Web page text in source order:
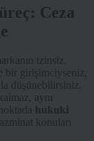
Ceza
izinsiz,
bir girişimciyseniz,
düşünebilirsiniz.
aynı
hukuki
konuları